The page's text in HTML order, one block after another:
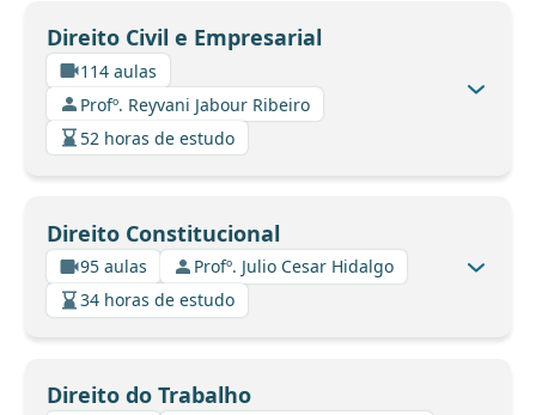
Direito Civil e Empresarial
114 aulas
Profº. Reyvani Jabour Ribeiro
52 horas de estudo
Direito Constitucional
95 aulas
Profº. Julio Cesar Hidalgo
34 horas de estudo
Direito do Trabalho